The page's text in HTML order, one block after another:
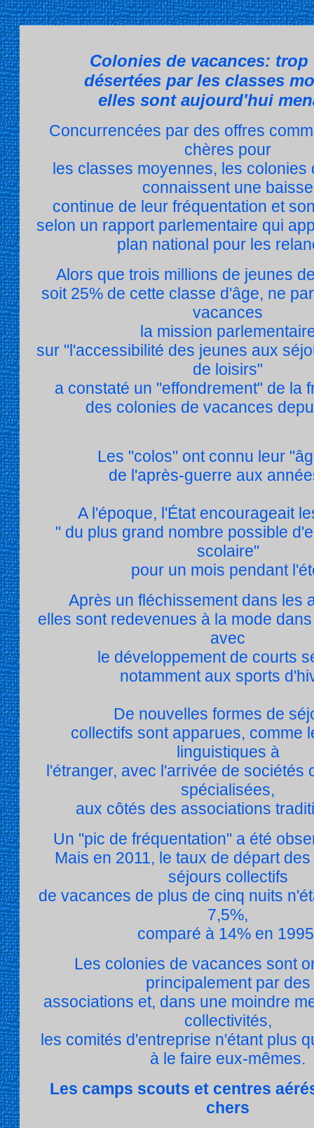
Colonies de vacances: trop
désertées par les classes
elles sont aujourd'hui
Concurrencées par des offres
chères pour
les classes moyennes, les colonies
connaissent une baisse
continue de leur fréquentation et
selon un rapport parlementaire qui
plan national pour les
Alors que trois millions de jeunes
soit 25% de cette classe d'âge, ne
vacances
la mission
sur "l'accessibilité des jeunes aux
de loisirs"
a constaté un "effondrement" de la
des colonies de vacances
Les "colos" ont connu leur
de l'après-guerre aux
A l'époque, l'État encourageait
" du plus grand nombre possible
scolaire"
pour un mois pendant
Après un fléchissement dans les
elles sont redevenues à la mode
avec
le développement de courts
notamment aux sports
De nouvelles formes de
collectifs sont apparues, comme
linguistiques à
l'étranger, avec l'arrivée de sociétés
spécialisées,
aux côtés des associations
Un "pic de fréquentation" a été
Mais en 2011, le taux de départ
séjours collectifs
de vacances de plus de cinq nuits
7,5%,
comparé à 14% en
Les colonies de vacances sont
principalement par des
associations et, dans une moindre
collectivités,
les comités d'entreprise n'étant plus
à le faire eux-mêmes.
Les camps scouts et centres
chers